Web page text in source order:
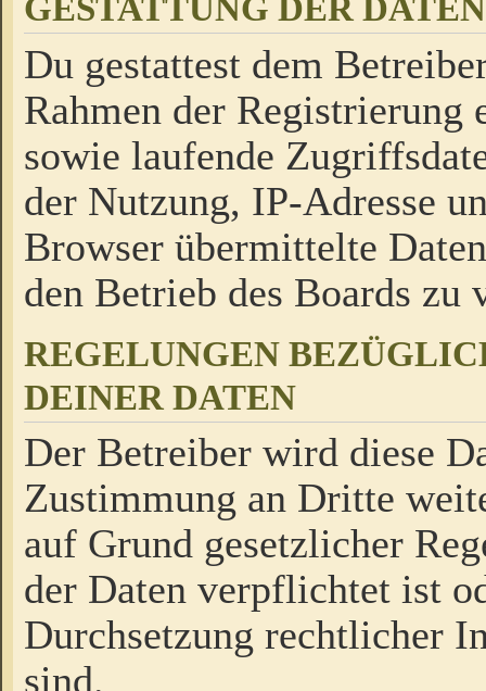
GESTATTUNG DER
Du gestattest dem
Rahmen der Registrierung
sowie laufende
der Nutzung, IP-Adresse
Browser übermittelte
den Betrieb des Boards zu
REGELUNGEN
DEINER DATEN
Der Betreiber wird diese
Zustimmung an Dritte
auf Grund gesetzlicher
der Daten verpflichtet ist
Durchsetzung rechtlicher
sind.